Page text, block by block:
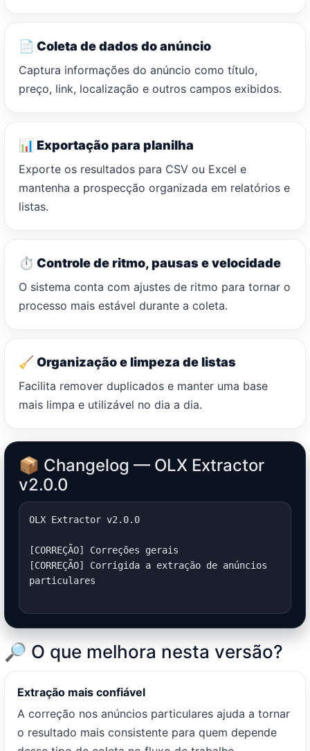
📄 Coleta de dados do anúncio
Captura informações do anúncio como título,
preço, link, localização e outros campos exibidos.
📊 Exportação para planilha
Exporte os resultados para CSV ou Excel e
mantenha a prospecção organizada em relatórios e
listas.
⏱️ Controle de ritmo, pausas e velocidade
O sistema conta com ajustes de ritmo para tornar o
processo mais estável durante a coleta.
🧹 Organização e limpeza de listas
Facilita remover duplicados e manter uma base
mais limpa e utilizável no dia a dia.
📦 Changelog — OLX Extractor
v2.0.0
OLX Extractor v2.0.0
[CORREÇÃO] Correções gerais
[CORREÇÃO] Corrigida a extração de anúncios
particulares
🔎 O que melhora nesta versão?
Extração mais confiável
A correção nos anúncios particulares ajuda a tornar
o resultado mais consistente para quem depende